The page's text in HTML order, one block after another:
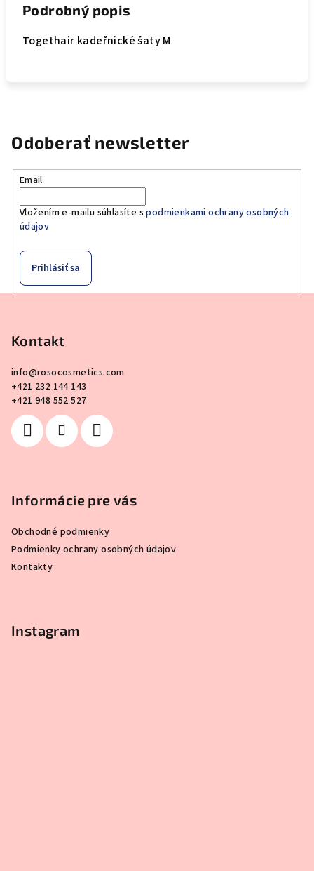
Podrobný popis
Togethair kadeřnické šaty M
Odoberať newsletter
Email
Vložením e-mailu súhlasíte spodmienkami ochrany osobných
údajov
Prihlásiť sa
Kontakt
info@rosocosmetics.com
+421 232 144 143
+421 948 552 527
Informácie pre vás
Obchodné podmienky
Podmienky ochrany osobných údajov
Kontakty
Instagram